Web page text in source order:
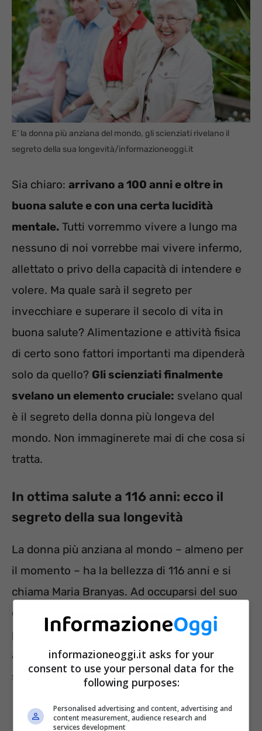
E’ la donna più anziana del mondo, gli scienziati rivelano il
segreto della sua longevità/informazioneoggi.it
Sia chiaro: arrivano a 100 anni e oltre in
buona salute e con una certa lucidità
mentale. Tutti vorremmo vivere a lungo ma
nessuno di noi vorrebbe mai vivere infermo,
allettato o privo della capacità di intendere e
volere. Ma quale sarà il segreto per
invecchiare e superare il secolo di vita in
buona salute? Alimentazione e attività fisica
di certo sono fattori importanti ma dipenderà
solo da quello? Gli scienziati finalmente
svelano un elemento cruciale: svelano qual
è il segreto della donna più longeva del
mondo. Non immaginerete mai di che cosa si
tratta.
In ottima salute a 116 anni: ecco il
segreto della sua longevità
La donna più anziana al mondo – almeno per
il momento – ha la bellezza di 116 anni e si
chiama Maria Branyas. Ad occuparsi del suo
caso è stato il dottor Manel Esteller,
professore di genetica il quale ha voluto
analizzare il Dna della donna per capire il
segreto della sua longevità.
informazioneoggi.it asks for your
consent to use your personal data for the
following purposes:
Personalised advertising and content, advertising and
content measurement, audience research and
services development